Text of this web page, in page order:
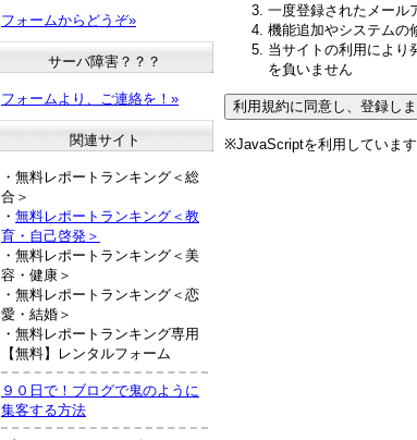
一度登録されたメール
機能追加やシステムの
当サイトの利用により
を負いません
※JavaScriptを利用しています
フォームからどうぞ»
サーバ障害？？？
フォームより、ご連絡を！»
関連サイト
・無料レポートランキング＜総
合＞
・ 無料レポートランキング＜教
育・自己啓発＞
・無料レポートランキング＜美
容・健康＞
・無料レポートランキング＜恋
愛・結婚＞
・無料レポートランキング専用
【無料】レンタルフォーム
９０日で！ブログで鬼のように
集客する方法